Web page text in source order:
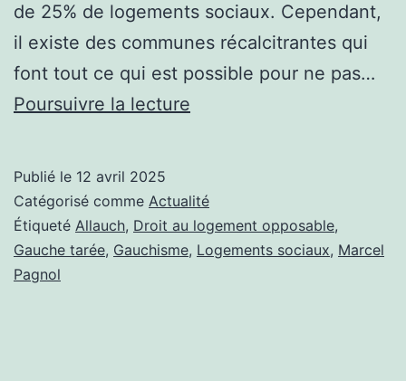
de 25% de logements sociaux. Cependant,
il existe des communes récalcitrantes qui
font tout ce qui est possible pour ne pas…
Poursuivre la lecture
LA
RÉSISTANCE
Publié le 12 avril 2025
Catégorisé comme Actualité
Étiqueté Allauch, Droit au logement opposable,
Gauche tarée, Gauchisme, Logements sociaux, Marcel
Pagnol